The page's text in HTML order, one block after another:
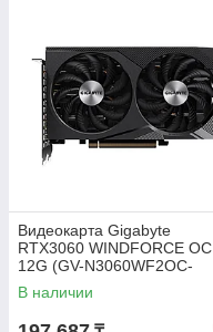
Видеокарта Gigabyte
RTX3060 WINDFORCE OC
12G (GV-N3060WF2OC-
12GD)
В наличии